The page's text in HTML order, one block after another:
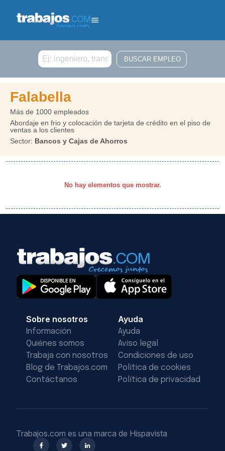
Buscar
Falabella
Más de 1000 empleados
Abordaje en frio y colocación de tarjeta de crédito en el piso de
ventas a los clientes
Sector: Bancos y Cajas de Ahorros
No hay elementos que mostrar.
Sobre nosotros
Información
Quiénes somos
Trabaja con nosotros
Blog de Trabajos.com
Contáctanos
Ayuda
Ayuda
Aviso legal
Condiciones de uso
Política de cookies
Política de privacidad
Trabajos.com es una marca de Hispavista